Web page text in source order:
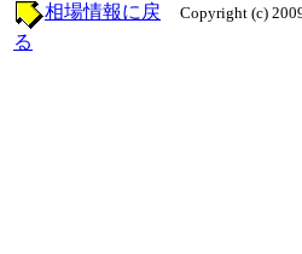
Copyright (c)
相場情報に戻
る